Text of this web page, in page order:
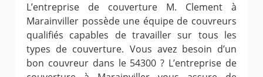
L’entreprise de couverture M. Clement à
Marainviller possède une équipe de couvreurs
qualifiés capables de travailler sur tous les
types de couverture. Vous avez besoin d’un
bon couvreur dans le 54300 ? L’entreprise de